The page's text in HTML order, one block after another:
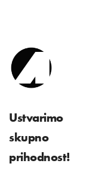
Ustvarimo
skupno
prihodnost!